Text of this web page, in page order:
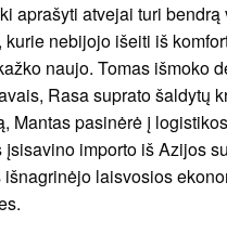
aprašyti atvejai turi bendrą
kurie nebijojo išeiti iš
naujo. Tomas išmoko
Rasa suprato šaldytų
Mantas pasinėrė į
įsisavino importo iš Azijos
išnagrinėjo laisvosios